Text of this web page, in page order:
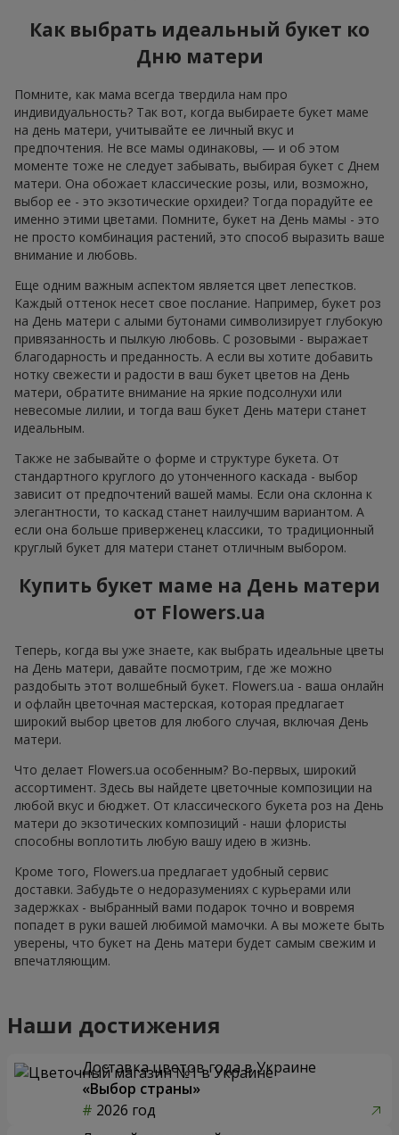
Как выбрать идеальный букет ко
Дню матери
Помните, как мама всегда твердила нам про
индивидуальность? Так вот, когда выбираете букет маме
на день матери, учитывайте ее личный вкус и
предпочтения. Не все мамы одинаковы, — и об этом
моменте тоже не следует забывать, выбирая букет с Днем
матери. Она обожает классические розы, или, возможно,
выбор ее - это экзотические орхидеи? Тогда порадуйте ее
именно этими цветами. Помните, букет на День мамы - это
не просто комбинация растений, это способ выразить ваше
внимание и любовь.
Еще одним важным аспектом является цвет лепестков.
Каждый оттенок несет свое послание. Например, букет роз
на День матери с алыми бутонами символизирует глубокую
привязанность и пылкую любовь. С розовыми - выражает
благодарность и преданность. А если вы хотите добавить
нотку свежести и радости в ваш букет цветов на День
матери, обратите внимание на яркие подсолнухи или
невесомые лилии, и тогда ваш букет День матери станет
идеальным.
Также не забывайте о форме и структуре букета. От
стандартного круглого до утонченного каскада - выбор
зависит от предпочтений вашей мамы. Если она склонна к
элегантности, то каскад станет наилучшим вариантом. А
если она больше приверженец классики, то традиционный
круглый букет для матери станет отличным выбором.
Купить букет маме на День матери
от Flowers.ua
Теперь, когда вы уже знаете, как выбрать идеальные цветы
на День матери, давайте посмотрим, где же можно
раздобыть этот волшебный букет. Flowers.ua - ваша онлайн
и офлайн цветочная мастерская, которая предлагает
широкий выбор цветов для любого случая, включая День
матери.
Что делает Flowers.ua особенным? Во-первых, широкий
ассортимент. Здесь вы найдете цветочные композиции на
любой вкус и бюджет. От классического букета роз на День
матери до экзотических композиций - наши флористы
способны воплотить любую вашу идею в жизнь.
Кроме того, Flowers.ua предлагает удобный сервис
доставки. Забудьте о недоразумениях с курьерами или
задержках - выбранный вами подарок точно и вовремя
попадет в руки вашей любимой мамочки. А вы можете быть
уверены, что букет на День матери будет самым свежим и
впечатляющим.
Наши достижения
Доставка цветов года в Украине
«Выбор страны»
2026 год